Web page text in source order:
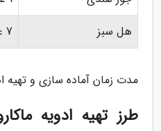
هل سبز
7 عدد
مدت زمان آماده سازی و تهیه ادویه
طرز تهیه ادویه